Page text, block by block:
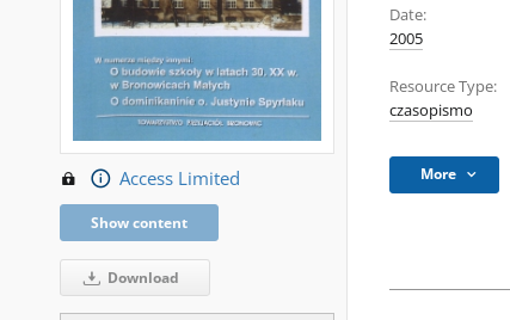
Access Limited
Show content
Download
Date:
2005
Resource Type:
czasopismo
More